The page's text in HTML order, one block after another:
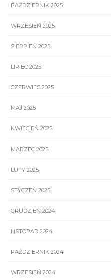
PAŹDZIERNIK 2025
WRZESIEŃ 2025
SIERPIEŃ 2025
LIPIEC 2025
CZERWIEC 2025
MAJ 2025
KWIECIEŃ 2025
MARZEC 2025
LUTY 2025
STYCZEŃ 2025
GRUDZIEŃ 2024
LISTOPAD 2024
PAŹDZIERNIK 2024
WRZESIEŃ 2024